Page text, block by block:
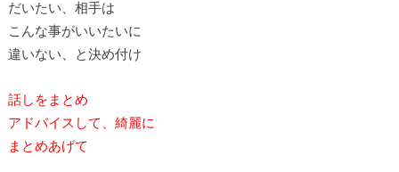
だいたい、相手は
こんな事がいいたいに
違いない、と決め付け
話しをまとめ
アドバイスして、綺麗に
まとめあげて